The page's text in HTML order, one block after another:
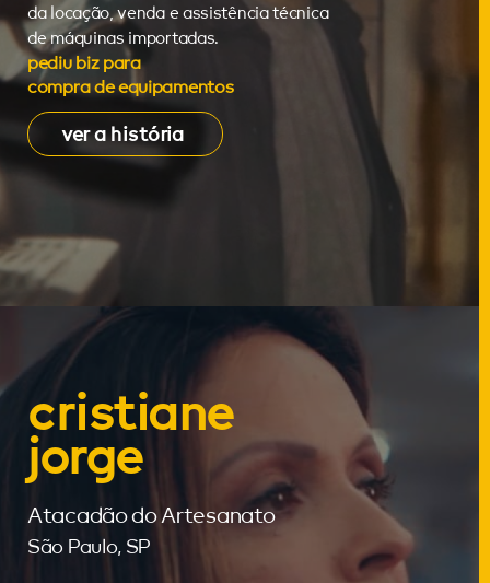
da locação, venda e assistência técnica
de máquinas importadas.
pediu biz para
compra de equipamentos
ver a história
cristiane
jorge
Atacadão do Artesanato
São Paulo, SP